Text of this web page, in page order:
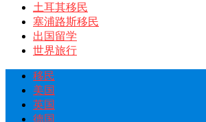
土耳其移民
塞浦路斯移民
出国留学
世界旅行
移民
美国
英国
德国